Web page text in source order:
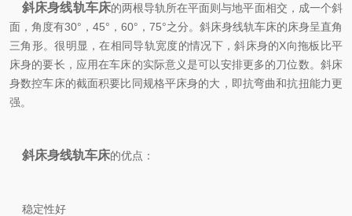
斜床身线轨车床的两根导轨所在平面则与地平面相交，成一个斜
面，角度有30°，45°，60°，75°之分。斜床身线轨车床的床身呈直角
三角形。很明显，在相同导轨宽度的情况下，斜床身的X向拖板比平
床身的要长，应用在车床的实际意义是可以安排更多的刀位数。斜床
身数控车床的截面积要比同规格平床身的大，即抗弯曲和抗扭能力更
强。
斜床身线轨车床的优点：
稳定性好